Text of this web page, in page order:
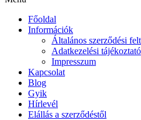
Főoldal
Információk
Általános szerződési
Adatkezelési tájékoztató
Impresszum
Kapcsolat
Blog
Gyik
Hírlevél
Elállás a szerződéstől